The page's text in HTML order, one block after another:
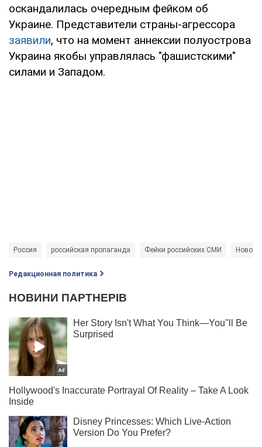
оскандалилась очередным фейком об
Украине. Представители страны-агрессора
заявили, что на момент аннексии полуострова
Украина якобы управлялась "фашистскими"
силами и Западом.
Россия российская пропаганда Фейки российских СМИ
Редакционная политика